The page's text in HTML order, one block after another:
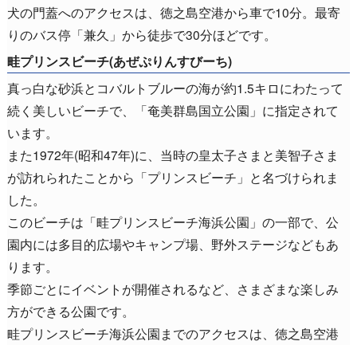
犬の門蓋へのアクセスは、徳之島空港から車で10分。最寄
りのバス停「兼久」から徒歩で30分ほどです。
畦プリンスビーチ(あぜぷりんすびーち)
真っ白な砂浜とコバルトブルーの海が約1.5キロにわたって
続く美しいビーチで、「奄美群島国立公園」に指定されて
います。
また1972年(昭和47年)に、当時の皇太子さまと美智子さま
が訪れられたことから「プリンスビーチ」と名づけられま
した。
このビーチは「畦プリンスビーチ海浜公園」の一部で、公
園内には多目的広場やキャンプ場、野外ステージなどもあ
ります。
季節ごとにイベントが開催されるなど、さまざまな楽しみ
方ができる公園です。
畦プリンスビーチ海浜公園までのアクセスは、徳之島空港